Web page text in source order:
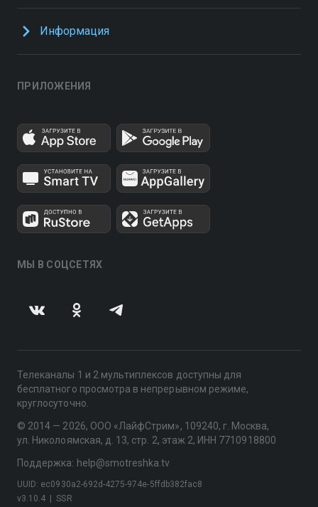
Информация
ПРИЛОЖЕНИЯ
МЫ В СОЦСЕТЯХ
Телеканалы 1 и 2 мультиплексов доступны для
бесплатного просмотра в непрерывном режиме,
круглосуточно.
© 2014 — 2026, ООО «ЛайфСтрим», 109240, г. Москва,
ул. Николоямская, д. 13, стр. 2, этаж 2, ИНН 7710918800
Поддержка: help@smotreshka.tv
v3.10.4 SSR
UUID: ec0930a2-692d-4275-974e-5ffdb382fac8